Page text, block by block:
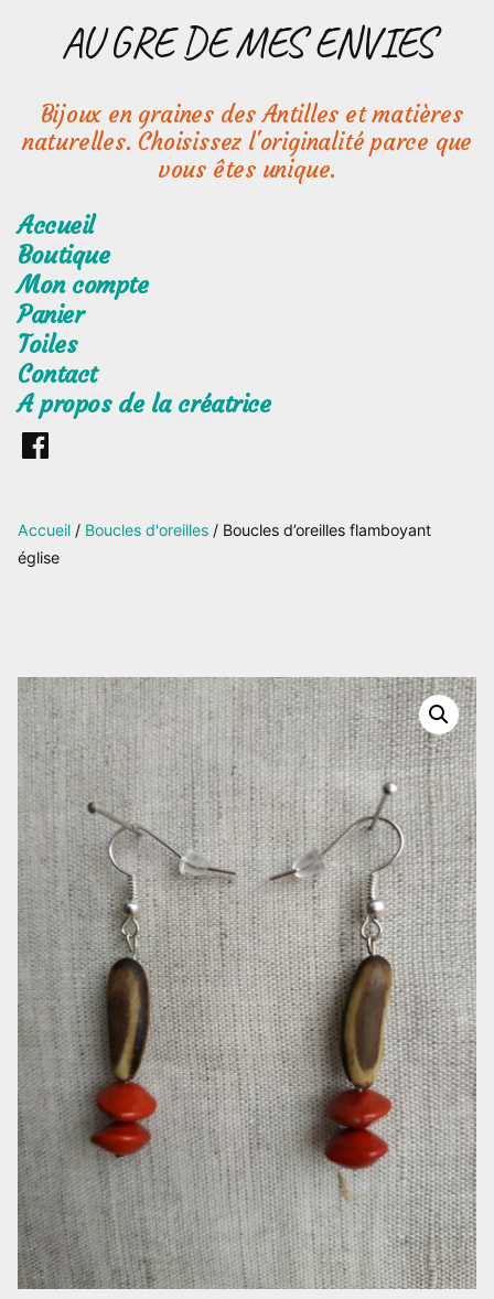
AU GRE DE MES ENVIES
Bijoux en graines des Antilles et matières
naturelles. Choisissez l'originalité parce que
vous êtes unique.
Accueil
Boutique
Mon compte
Panier
Toiles
Contact
A propos de la créatrice
Retrouvez
Facebook
Accueil / Boucles d'oreilles / Boucles d’oreilles flamboyant
église